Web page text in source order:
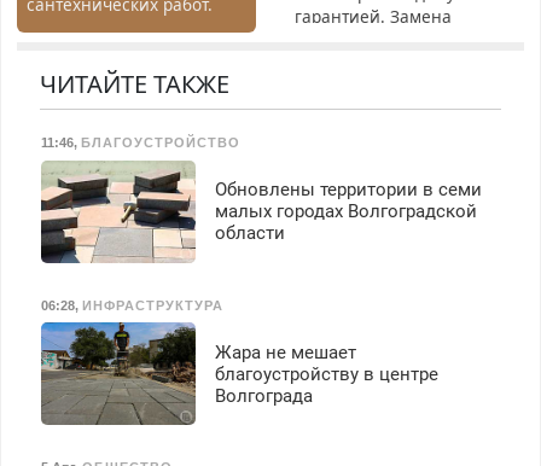
получение документов,
работа инспектором по
безопасности с з/п до
125000 руб.
сантехнических работ.
Быстро. Качественно.
гарантией. Замена
Вызов бесплатный.
ЧИТАЙТЕ ТАКЖЕ
11:46, БЛАГОУСТРОЙСТВО
Обновлены территории в семи
малых городах Волгоградской
области
06:28, ИНФРАСТРУКТУРА
Жара не мешает
благоустройству в центре
Волгограда